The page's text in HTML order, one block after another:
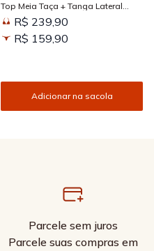
Top Meia Taça + Tanga Lateral
Larga Estampada Sun Kissed
R$ 239,90
R$ 159,90
Adicionar na sacola
Parcele sem juros
Parcele suas compras em